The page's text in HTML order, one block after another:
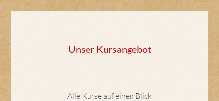
Unser Kursangebot
Alle Kurse auf einen Blick